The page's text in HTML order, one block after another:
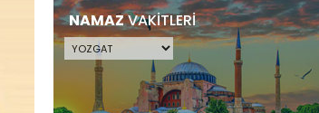
NAMAZVAKİTLERİ